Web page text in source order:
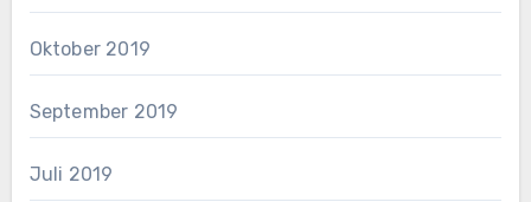
Oktober 2019
September 2019
Juli 2019